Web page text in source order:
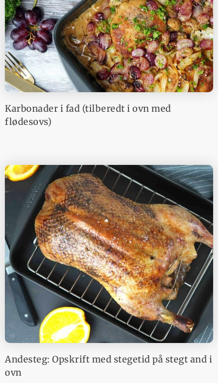
Karbonader i fad (tilberedt i ovn med
flødesovs)
Andesteg: Opskrift med stegetid på stegt and i
ovn